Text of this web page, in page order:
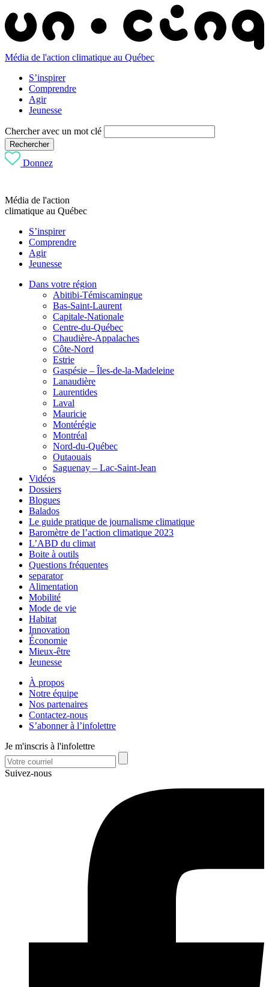
Média de l'action climatique au Québec
S’inspirer
Comprendre
Agir
Jeunesse
Chercher avec un mot clé
Rechercher
Donnez
Média de l'action
climatique au Québec
S’inspirer
Comprendre
Agir
Jeunesse
Dans votre région
Abitibi-Témiscamingue
Bas-Saint-Laurent
Capitale-Nationale
Centre-du-Québec
Chaudière-Appalaches
Côte-Nord
Estrie
Gaspésie – Îles-de-la-Madeleine
Lanaudière
Laurentides
Laval
Mauricie
Montérégie
Montréal
Nord-du-Québec
Outaouais
Saguenay – Lac-Saint-Jean
Vidéos
Dossiers
Blogues
Balados
Le guide pratique de journalisme climatique
Baromètre de l’action climatique 2023
L’ABD du climat
Boite à outils
Questions fréquentes
separator
Alimentation
Mobilité
Mode de vie
Habitat
Innovation
Économie
Mieux-être
Jeunesse
À propos
Notre équipe
Nos partenaires
Contactez-nous
S’abonner à l’infolettre
Je m'inscris à l'infolettre
Suivez-nous